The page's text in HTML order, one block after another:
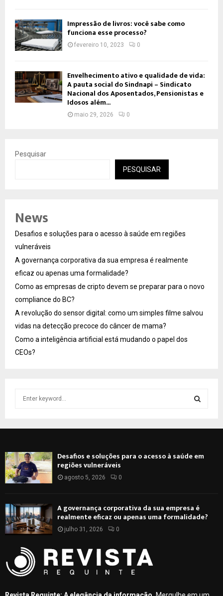
Impressão de livros: você sabe como
funciona esse processo?
fevereiro 10, 2023 0
Envelhecimento ativo e qualidade de vida:
A pauta social do Sindnapi – Sindicato
Nacional dos Aposentados, Pensionistas e
Idosos além...
maio 29, 2026 0
Pesquisar
PESQUISAR
News
Desafios e soluções para o acesso à saúde em regiões
vulneráveis
A governança corporativa da sua empresa é realmente
eficaz ou apenas uma formalidade?
Como as empresas de cripto devem se preparar para o novo
compliance do BC?
A revolução do sensor digital: como um simples filme salvou
vidas na detecção precoce do câncer de mama?
Como a inteligência artificial está mudando o papel dos
CEOs?
f
o
r
A
H
Desafios e soluções para o acesso à saúde em
regiões vulneráveis
agosto 5, 2026 0
A governança corporativa da sua empresa é
realmente eficaz ou apenas uma formalidade?
julho 31, 2026 0